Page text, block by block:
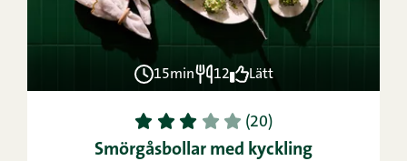
15min 12 Lätt
1 2 3 4 5 (20)
Smörgåsbollar med kyckling